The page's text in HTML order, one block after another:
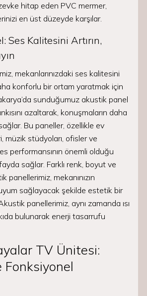
hitap eden PVC mermer,
en üst düzeyde karşılar.
Ses Kalitesini Artırın,
mekanlarınızdaki ses kalitesini
konforlu bir ortam yaratmak için
sunduğumuz akustik panel
azaltarak, konuşmaların daha
Bu paneller, özellikle ev
müzik stüdyoları, ofisler ve
performansının önemli olduğu
sağlar. Farklı renk, boyut ve
panellerimiz, mekanınızın
sağlayacak şekilde estetik bir
panellerimiz, aynı zamanda ısı
bulunarak enerji tasarrufu
TV Ünitesi:
Fonksiyonel